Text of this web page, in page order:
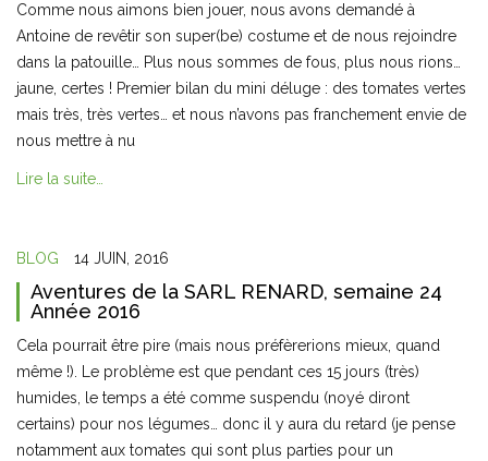
Comme nous aimons bien jouer, nous avons demandé à
Antoine de revêtir son super(be) costume et de nous rejoindre
dans la patouille… Plus nous sommes de fous, plus nous rions…
jaune, certes ! Premier bilan du mini déluge : des tomates vertes
mais très, très vertes… et nous n’avons pas franchement envie de
nous mettre à nu
Lire la suite…
BLOG 14 JUIN, 2016
Aventures de la SARL RENARD, semaine 24
Année 2016
Cela pourrait être pire (mais nous préfèrerions mieux, quand
même !). Le problème est que pendant ces 15 jours (très)
humides, le temps a été comme suspendu (noyé diront
certains) pour nos légumes… donc il y aura du retard (je pense
notamment aux tomates qui sont plus parties pour un